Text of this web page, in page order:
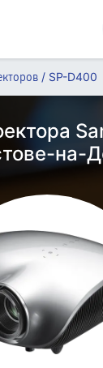
/ SP-D400
на-